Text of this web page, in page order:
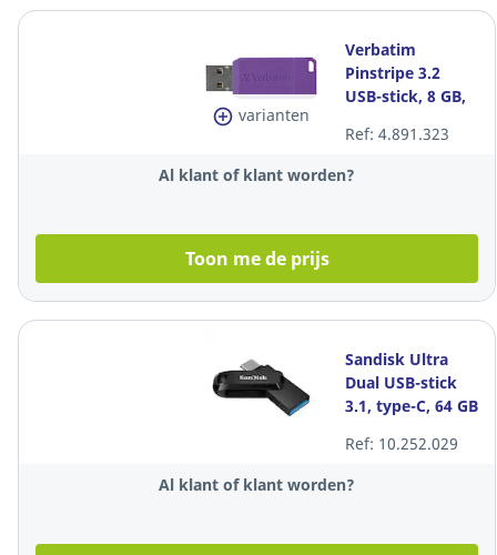
varianten
Verbatim
Pinstripe 3.2
USB-stick, 8 GB,
Ref: 4.891.323
Al klant of klant worden?
Toon me de prijs
Sandisk Ultra
Dual USB-stick
3.1, type-C, 64 GB
Ref: 10.252.029
Al klant of klant worden?